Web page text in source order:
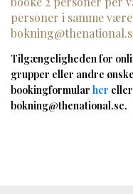
personer i samme
Tilgængeligheden for
grupper eller andre
bookingformular her
bokning@thenational.se.